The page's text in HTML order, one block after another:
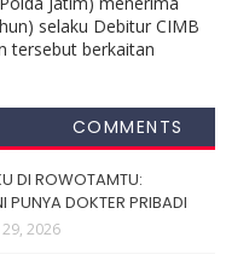
selaku Debitur CIMB
tersebut berkaitan
COMMENTS
DI ROWOTAMTU:
PUNYA DOKTER PRIBADI
29, 2026